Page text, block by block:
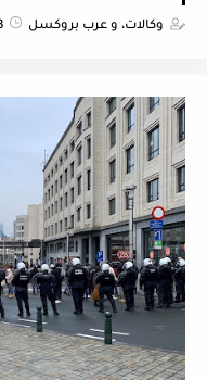
وكالات، و عرب بروكسل 13